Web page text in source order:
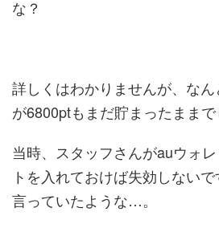
な？
詳しくはわかりませんが、な
が6800ptもまだ貯まったままで
当時、スタッフさんがauウォ
トを入れておけば失効しない
言っていたような…。